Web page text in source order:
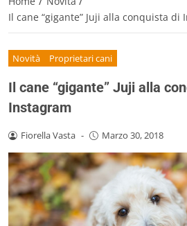
Il cane “gigante” Juji alla conquista di
Novità Proprietari cani
Il cane “gigante” Juji alla
Instagram
Fiorella Vasta - Marzo 30, 2018